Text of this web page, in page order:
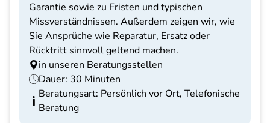
Garantie sowie zu Fristen und typischen
Missverständnissen. Außerdem zeigen wir, wie
Sie Ansprüche wie Reparatur, Ersatz oder
Rücktritt sinnvoll geltend machen.
in unseren Beratungsstellen
Dauer: 30 Minuten
Beratungsart: Persönlich vor Ort, Telefonische
Beratung